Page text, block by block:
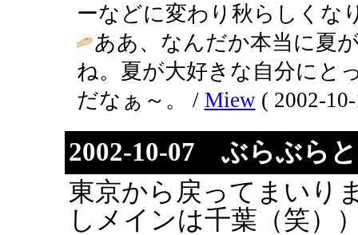
ーなどに変わり秋らしくな
ああ、なんだか本当に夏
ね。夏が大好きな自分にと
だなぁ～。 / Miew( 2002-
2002-10-07 ぶらぶら
東京から戻ってまいり
しメインは千葉（笑）